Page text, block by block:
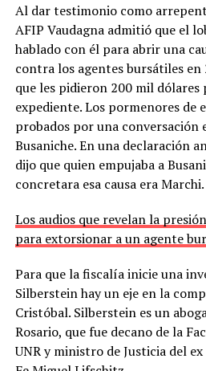
Al dar testimonio como
AFIP Vaudagna admitió que el
hablado con él para abrir una
contra los agentes bursátiles en
que les pidieron 200 mil dólares
expediente. Los pormenores de
probados por una conversación
Busaniche. En una declaración
dijo que quien empujaba a
concretara esa causa era Marchi.
Los audios que revelan la
para extorsionar a un agente
Para que la fiscalía inicie una
Silberstein hay un eje en la
Cristóbal. Silberstein es un
Rosario, que fue decano de la
UNR y ministro de Justicia del